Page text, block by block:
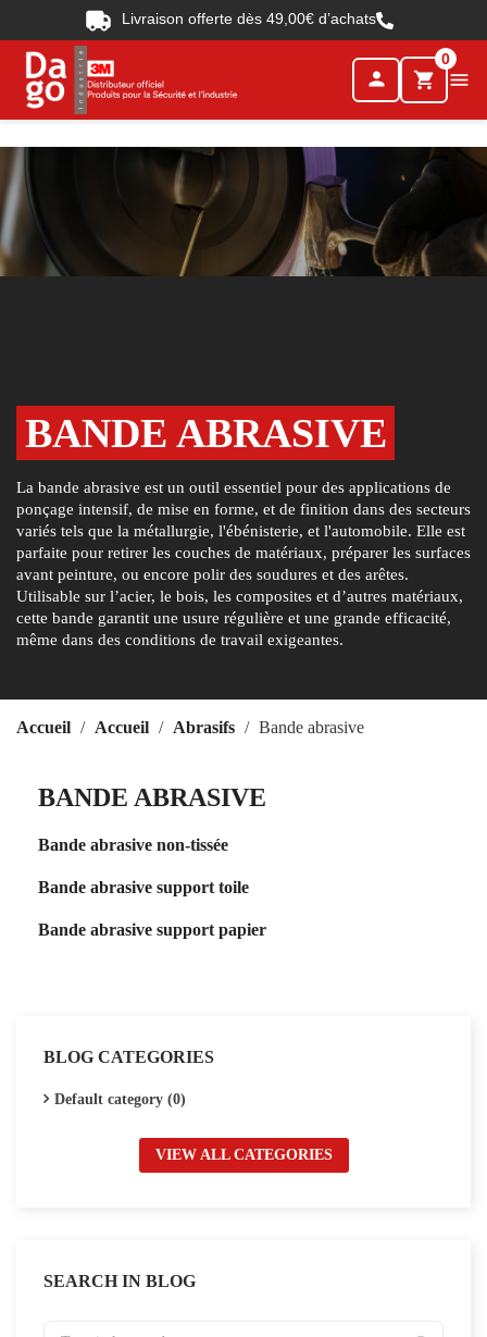
Livraison offerte dès 49,00€ d’achats
person shopping_cart
0

BANDE ABRASIVE
La bande abrasive est un outil essentiel pour des applications de
ponçage intensif, de mise en forme, et de finition dans des secteurs
variés tels que la métallurgie, l'ébénisterie, et l'automobile. Elle est
parfaite pour retirer les couches de matériaux, préparer les surfaces
avant peinture, ou encore polir des soudures et des arêtes.
Utilisable sur l’acier, le bois, les composites et d’autres matériaux,
cette bande garantit une usure régulière et une grande efficacité,
même dans des conditions de travail exigeantes.
Accueil Accueil Abrasifs Bande abrasive
BANDE ABRASIVE
Bande abrasive non-tissée
Bande abrasive support toile
Bande abrasive support papier
BLOG CATEGORIES
Default category (0)
VIEW ALL CATEGORIES
SEARCH IN BLOG